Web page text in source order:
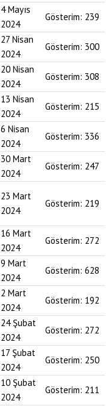
4 Mayıs
2024
Gösterim: 239
27 Nisan
2024
Gösterim: 300
20 Nisan
2024
Gösterim: 308
13 Nisan
2024
Gösterim: 215
6 Nisan
2024
Gösterim: 336
30 Mart
2024
Gösterim: 247
23 Mart
2024
Gösterim: 219
16 Mart
2024
Gösterim: 272
9 Mart
2024
Gösterim: 628
2 Mart
2024
Gösterim: 192
24 Şubat
2024
Gösterim: 272
17 Şubat
2024
Gösterim: 250
10 Şubat
2024
Gösterim: 211